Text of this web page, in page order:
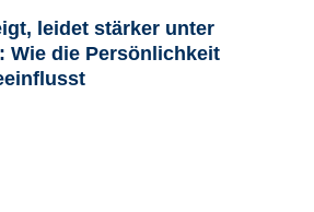
leidet stärker unter
Wie die Persönlichkeit